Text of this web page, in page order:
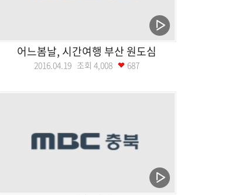
어느봄날, 시간여행 부산 원도심
2016.04.19 조회 4,008 687